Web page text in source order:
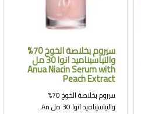
سيروم بخلاصة الخوخ 70%
والنياسيناميد انوا 30 مل
Anua Niacin Serum with
Peach Extract
سيروم بخلاصة الخوخ 70%
والنياسيناميد انوا 30 مل An..